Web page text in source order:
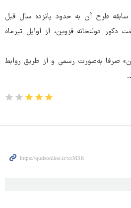
طرح آن به حدود پانزده سال قبل
دکور دولتخانه قزوین، از اوایل تیرماه
صرفا به‌صورت رسمی و از طریق روابط